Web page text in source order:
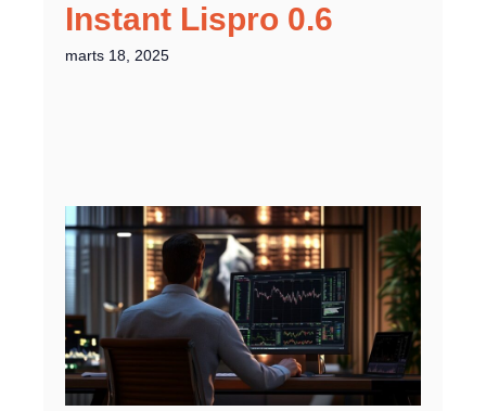
Instant Lispro 0.6
marts 18, 2025